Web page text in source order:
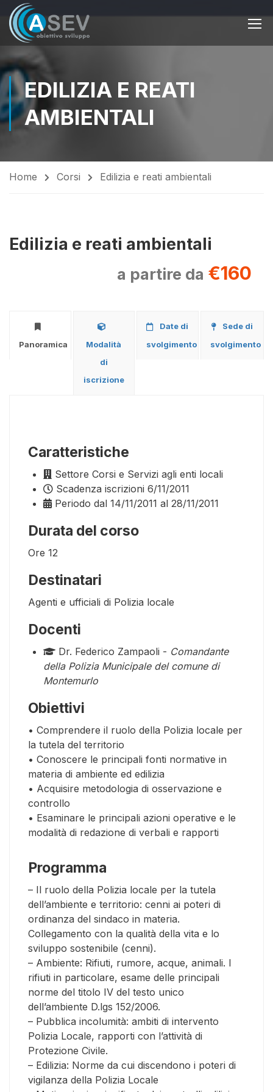
EDILIZIA E REATI
AMBIENTALI
Home Corsi Edilizia e reati ambientali
Edilizia e reati ambientali
a partire da €160
Panoramica
Modalità
di
iscrizione
Date di
svolgimento
Sede di
svolgimento
Caratteristiche
Settore Corsi e Servizi agli enti locali
Scadenza iscrizioni 6/11/2011
Periodo dal 14/11/2011 al 28/11/2011
Durata del corso
Ore 12
Destinatari
Agenti e ufficiali di Polizia locale
Docenti
Dr. Federico Zampaoli - Comandante
della Polizia Municipale del comune di
Montemurlo
Obiettivi
• Comprendere il ruolo della Polizia locale per
la tutela del territorio
• Conoscere le principali fonti normative in
materia di ambiente ed edilizia
• Acquisire metodologia di osservazione e
controllo
• Esaminare le principali azioni operative e le
modalità di redazione di verbali e rapporti
Programma
– Il ruolo della Polizia locale per la tutela
dell’ambiente e territorio: cenni ai poteri di
ordinanza del sindaco in materia.
Collegamento con la qualità della vita e lo
sviluppo sostenibile (cenni).
– Ambiente: Rifiuti, rumore, acque, animali. I
rifiuti in particolare, esame delle principali
norme del titolo IV del testo unico
dell’ambiente D.lgs 152/2006.
– Pubblica incolumità: ambiti di intervento
Polizia Locale, rapporti con l’attività di
Protezione Civile.
– Edilizia: Norme da cui discendono i poteri di
vigilanza della Polizia Locale